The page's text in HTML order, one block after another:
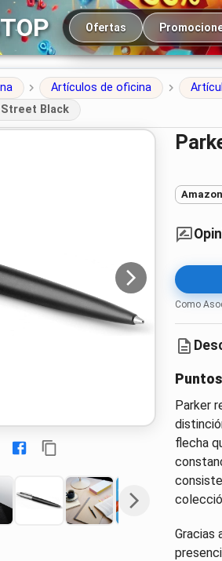
Navegación principal
Ofertas
Artículos de oficina
Black
Amazon
Como
Parker
flecha
Gracias